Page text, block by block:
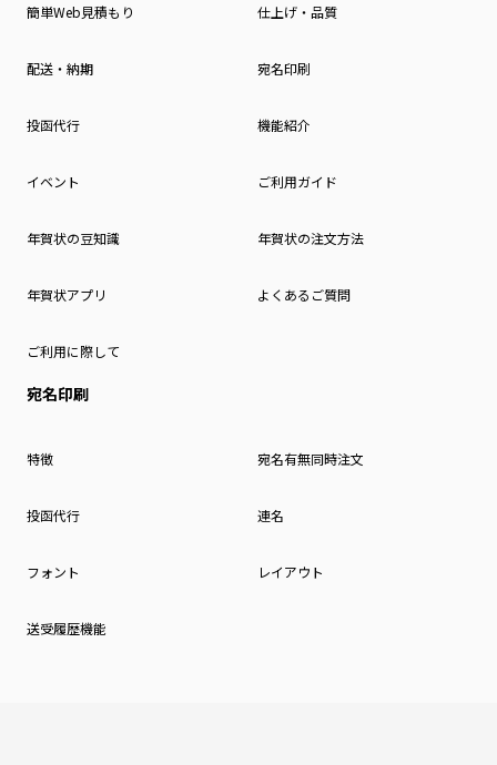
簡単Web見積もり 仕上げ・品質
配送・納期 宛名印刷
投函代行 機能紹介
イベント ご利用ガイド
年賀状の豆知識 年賀状の注文方法
年賀状アプリ よくあるご質問
ご利用に際して
宛名印刷
特徴 宛名有無同時注文
投函代行 連名
フォント レイアウト
送受履歴機能